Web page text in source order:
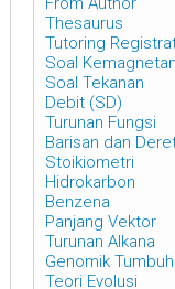
Thesaurus
Tutoring
Soal Kemagnetan
Soal Tekanan
Debit (SD)
Turunan Fungsi
Barisan dan
Stoikiometri
Hidrokarbon
Benzena
Panjang Vektor
Turunan Alkana
Genomik
Teori Evolusi